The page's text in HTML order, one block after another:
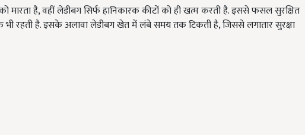
मारता है, वहीं लेडीबग सिर्फ हानिकारक कीटों को ही खत्म करती है. इससे फसल सुरक्षित
भी रहती है. इसके अलावा लेडीबग खेत में लंबे समय तक टिकती है, जिससे लगातार सुरक्षा